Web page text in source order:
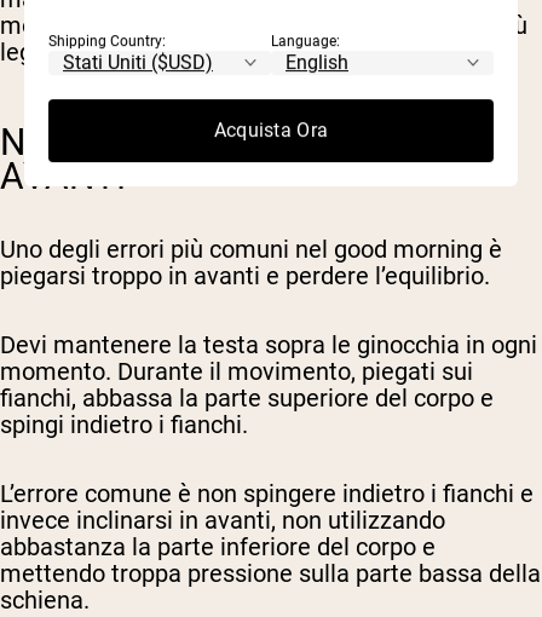
movimento. Se non riesci a farlo, usa un peso più
leggero.
NON PIEGARTI TROPPO IN
AVANTI
Uno degli errori più comuni nel good morning è
piegarsi troppo in avanti e perdere l’equilibrio.
Devi mantenere la testa sopra le ginocchia in ogni
momento. Durante il movimento, piegati sui
fianchi, abbassa la parte superiore del corpo e
spingi indietro i fianchi.
L’errore comune è non spingere indietro i fianchi e
invece inclinarsi in avanti, non utilizzando
abbastanza la parte inferiore del corpo e
mettendo troppa pressione sulla parte bassa della
schiena.
Shipping Country: Language:
Acquista Ora